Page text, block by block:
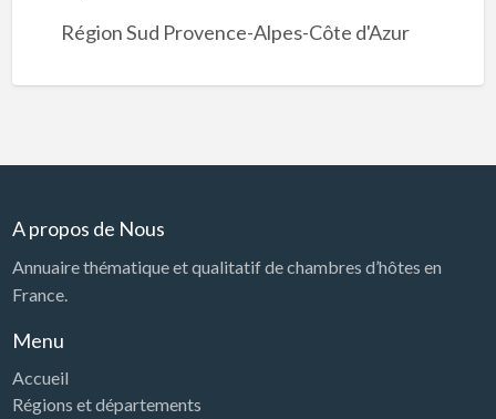
Région Sud Provence-Alpes-Côte d'Azur
A propos de Nous
Annuaire thématique et qualitatif de chambres d’hôtes en
France.
Menu
Accueil
Régions et départements